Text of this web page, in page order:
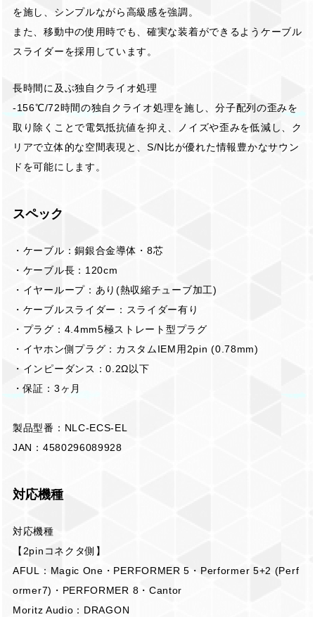
を施し、シンプルながら高級感を強調。
また、移動中の使用時でも、確実な装着ができるようケーブル
スライダーを採用しています。
長時間に及ぶ独自クライオ処理
-156℃/72時間の独自クライオ処理を施し、分子配列の歪みを
取り除くことで電気抵抗値を抑え、ノイズや歪みを低減し、ク
リアで立体的な空間表現と、S/N比が優れた情報豊かなサウン
ドを可能にします。
スペック
・ケーブル：銅銀合金導体・8芯
・ケーブル長：120cm
・イヤーループ：あり(熱収縮チューブ加工)
・ケーブルスライダー：スライダー有り
・プラグ：4.4mm5極ストレート型プラグ
・イヤホン側プラグ：カスタムIEM用2pin (0.78mm)
・インピーダンス：0.2Ω以下
・保証：3ヶ月
製品型番：NLC-ECS-EL
JAN：4580296089928
対応機種
対応機種
【2pinコネクタ側】
AFUL：Magic One・PERFORMER 5・Performer 5+2 (Perf
ormer7)・PERFORMER 8・Cantor
Moritz Audio：DRAGON